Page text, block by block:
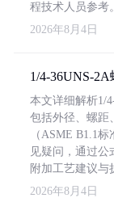
程技术人员参考。
2026年8月4日
1/4-36UNS-
本文详细解析1/
包括外径、螺距
（ASME B1.1
见疑问，通过
附加工艺建议与
2026年8月4日